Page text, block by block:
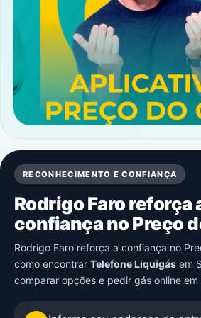
RECONHECIMENTO E CONFIANÇA
Rodrigo Faro reforça
confiança no Preço
Rodrigo Faro reforça a confiança no
como encontrar Telefone Liquigás em
comparar opções e pedir gás online em